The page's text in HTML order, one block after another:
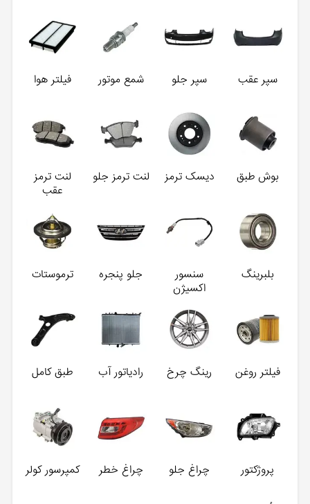
سپر عقب سپر جلو شمع موتور فیلتر هوا
بوش طبق دیسک ترمز لنت ترمز جلو
لنت ترمز
عقب
بلبرینگ
سنسور
اکسیژن
جلو پنجره ترموستات
فیلتر روغن رینگ چرخ رادیاتور آب طبق کامل
پروژکتور چراغ جلو چراغ خطر کمپرسور کولر